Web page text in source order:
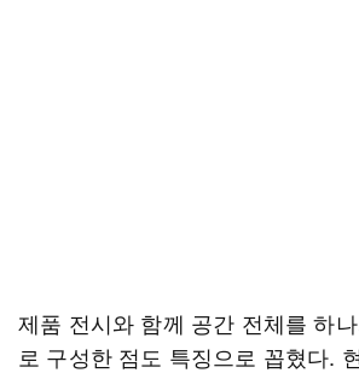
제품 전시와 함께 공간 전체를 하
로 구성한 점도 특징으로 꼽혔다.